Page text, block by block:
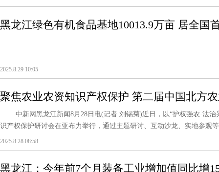
黑龙江绿色有机食品基地10013.9万亩 居全国
2025.8.29 10:05
聚焦农业农资知识产权保护 第二届中国北方
启动
中新网黑龙江新闻8月28日电(记者 刘锡菊)近日，以“护权强农·法治
识产权保护研讨会在亚布力举行，通过主题研讨、互动沙龙、实地参观
2025.8.28 08:58
黑龙江：今年前7个月装备工业增加值同比增